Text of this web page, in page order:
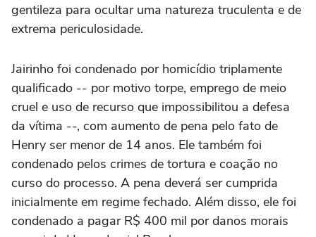
gentileza para ocultar uma natureza truculenta e de
extrema periculosidade.
Jairinho foi condenado por homicídio triplamente
qualificado -- por motivo torpe, emprego de meio
cruel e uso de recurso que impossibilitou a defesa
da vítima --, com aumento de pena pelo fato de
Henry ser menor de 14 anos. Ele também foi
condenado pelos crimes de tortura e coação no
curso do processo. A pena deverá ser cumprida
inicialmente em regime fechado. Além disso, ele foi
condenado a pagar R$ 400 mil por danos morais